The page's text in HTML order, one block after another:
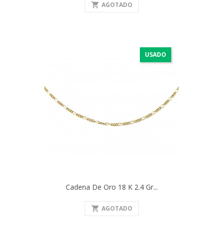
shopping_cart AGOTADO
USADO
Cadena De Oro 18 K 2.4 Gr...
shopping_cart AGOTADO